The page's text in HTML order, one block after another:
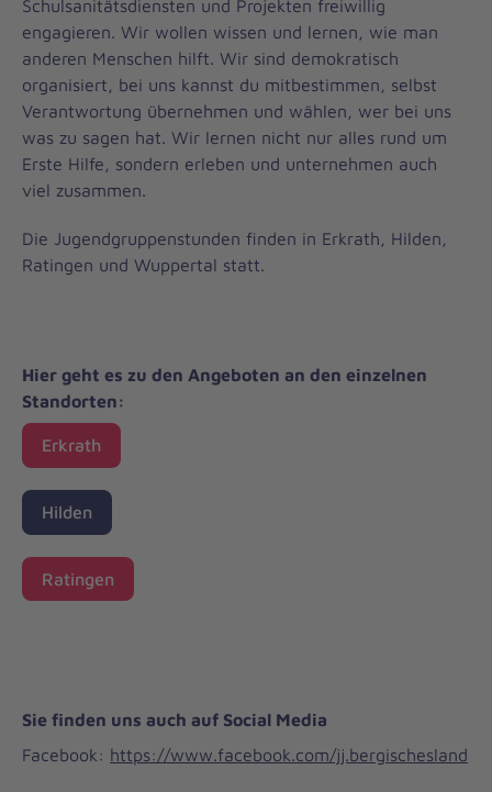
Schulsanitätsdiensten und Projekten freiwillig
engagieren. Wir wollen wissen und lernen, wie man
anderen Menschen hilft. Wir sind demokratisch
organisiert, bei uns kannst du mitbestimmen, selbst
Verantwortung übernehmen und wählen, wer bei uns
was zu sagen hat. Wir lernen nicht nur alles rund um
Erste Hilfe, sondern erleben und unternehmen auch
viel zusammen.
Die Jugendgruppenstunden finden in Erkrath, Hilden,
Ratingen und Wuppertal statt.
Hier geht es zu den Angeboten an den einzelnen
Standorten:
Erkrath
Hilden
Ratingen
Sie finden uns auch auf Social Media
Facebook: https://www.facebook.com/jj.bergischesland